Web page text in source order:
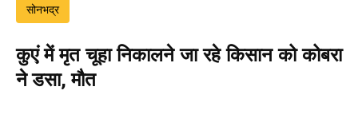
सोनभद्र
कुएं में मृत चूहा निकालने जा रहे किसान को कोबरा
ने डसा, मौत